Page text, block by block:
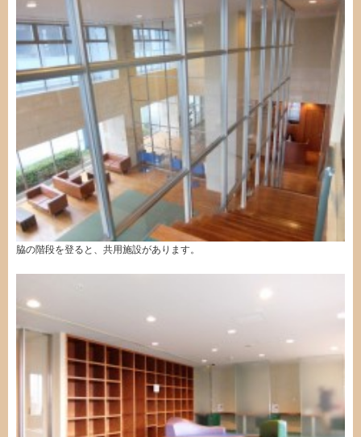
脇の階段を登ると、共用施設があります。